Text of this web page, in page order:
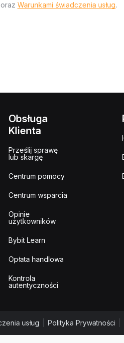
oraz Warunkami świadczenia usług.
Obsługa
Klienta
Prześlij sprawę
lub skargę
Centrum pomocy
Centrum wsparcia
Opinie
użytkowników
Bybit Learn
Opłata handlowa
Kontrola
autentyczności
usług Polityka Prywatności